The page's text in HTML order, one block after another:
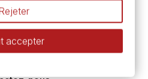
tubes ou en godets ?
de l’aquarelle
Fine et Extra-fine
peinture à l'huile et acrylique
accepter